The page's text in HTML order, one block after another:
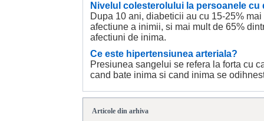
Nivelul colesterolului la persoanele cu
Dupa 10 ani, diabeticii au cu 15-25%
afectiune a inimii, si mai mult de 65%
afectiuni de inima.
Ce este hipertensiunea arteriala?
Presiunea sangelui se refera la forta cu
cand bate inima si cand inima se
Articole din arhiva